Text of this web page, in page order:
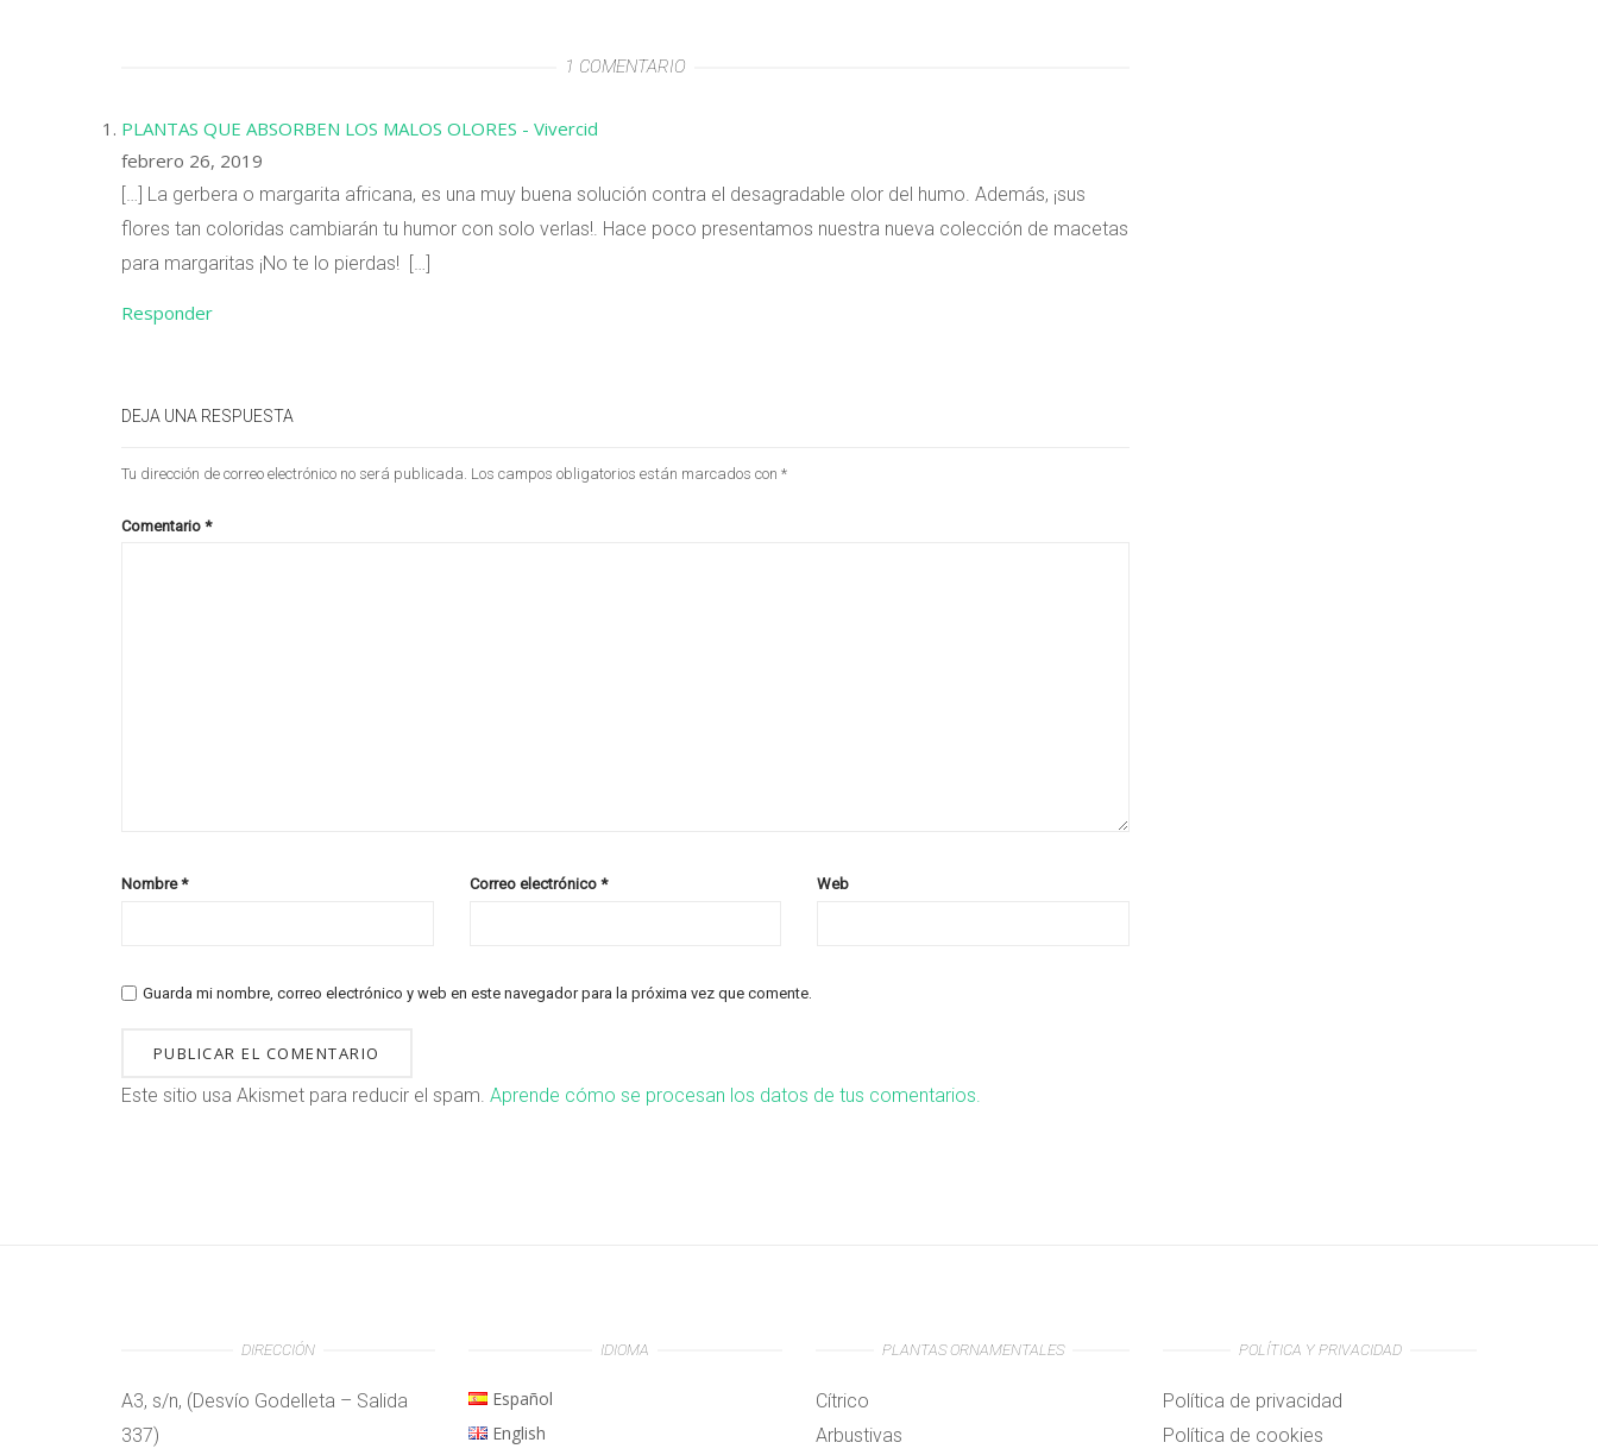
1 COMENTARIO
PLANTAS QUE ABSORBEN LOS MALOS OLORES - Vivercid
febrero 26, 2019
[…] La gerbera o margarita africana, es una muy buena solución contra el desagradable olor del humo. Además, ¡sus
flores tan coloridas cambiarán tu humor con solo verlas!. Hace poco presentamos nuestra nueva colección de macetas
para margaritas ¡No te lo pierdas! […]
Responder
DEJA UNA RESPUESTA
Tu dirección de correo electrónico no será publicada. Los campos obligatorios están marcados con *
Comentario *
Nombre* Correo electrónico * Web
Guarda mi nombre, correo electrónico y web en este navegador para la próxima vez que comente.
Este sitio usa Akismet para reducir el spam. Aprende cómo se procesan los datos de tus comentarios.
DIRECCIÓN
A3, s/n, (Desvío Godelleta – Salida
337)
IDIOMA
Español
English
PLANTAS ORNAMENTALES
Cítrico
Arbustivas
POLÍTICA Y PRIVACIDAD
Política de privacidad
Política de cookies